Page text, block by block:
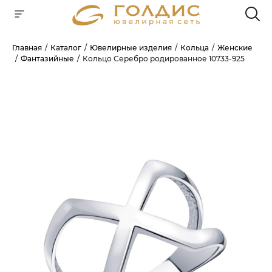
Главная Каталог Ювелирные изделия Кольца
Женские
Фантазийные
Кольцо Серебро родированное 10733-925
Для клиентов всех банков